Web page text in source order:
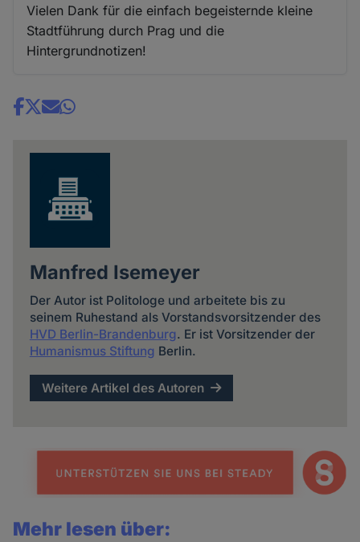
Vielen Dank für die einfach begeisternde kleine
Stadtführung durch Prag und die
Hintergrundnotizen!
Share
Manfred Isemeyer
Der Autor ist Politologe und arbeitete bis zu
seinem Ruhestand als Vorstandsvorsitzender des
HVD Berlin-Brandenburg. Er ist Vorsitzender der
Humanismus Stiftung Berlin.
Weitere Artikel des Autoren
Mehr lesen über: